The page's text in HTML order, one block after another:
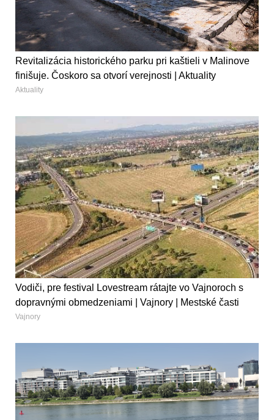
Revitalizácia historického parku pri kaštieli v Malinove
finišuje. Čoskoro sa otvorí verejnosti | Aktuality
Aktuality
Vodiči, pre festival Lovestream rátajte vo Vajnoroch s
dopravnými obmedzeniami | Vajnory | Mestské časti
Vajnory